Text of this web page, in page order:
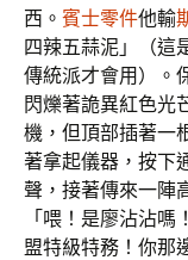
西。 賓士零件他輸
四辣五蒜泥」（這
傳統派才會用）。
閃爍著詭異紅色光
機，但頂部插著一
著拿起儀器，按下
聲，接著傳來一陣
「喂！是廖沾沾
盟特級特務！你那